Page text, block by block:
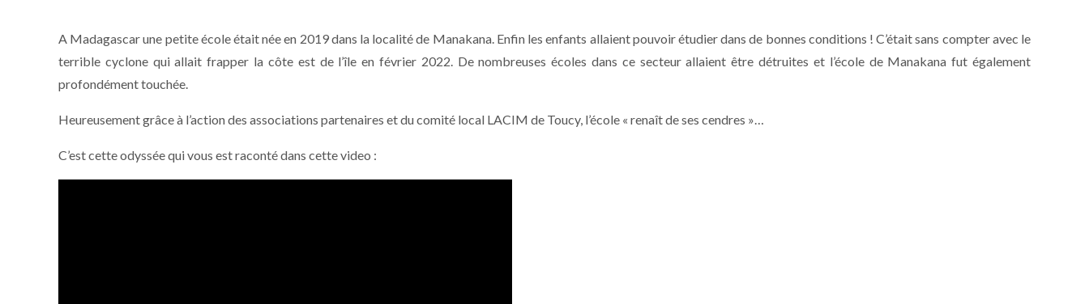
A Madagascar une petite école était née en 2019 dans la localité de Manakana. Enfin les enfants allaient pouvoir étudier dans de bonnes conditions ! C’était sans compter avec le
terrible cyclone qui allait frapper la côte est de l’île en février 2022. De nombreuses écoles dans ce secteur allaient être détruites et l’école de Manakana fut également
profondément touchée.
Heureusement grâce à l’action des associations partenaires et du comité local LACIM de Toucy, l’école « renaît de ses cendres »…
C’est cette odyssée qui vous est raconté dans cette video :